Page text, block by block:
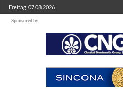
Freitag, 07.08.2026
Sponsored by